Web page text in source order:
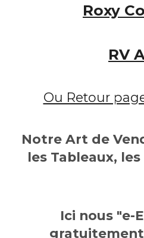
Roxy
RV
Ou Retour
Notre Art de
les Tableaux,
Ici nous "e-